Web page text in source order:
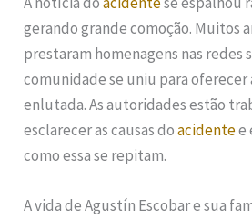
gerando grande comoção. Muitos
prestaram homenagens nas redes
comunidade se uniu para oferecer
enlutada. As autoridades estão
esclarecer as causas doacidentee
como essa se repitam.
A vida de Agustín Escobar e sua